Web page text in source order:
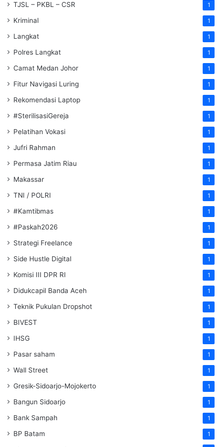
TJSL – PKBL – CSR 1
Kriminal 1
Langkat 1
Polres Langkat 1
Camat Medan Johor 1
Fitur Navigasi Luring 1
Rekomendasi Laptop 1
#SterilisasiGereja 1
Pelatihan Vokasi 1
Jufri Rahman 1
Permasa Jatim Riau 1
Makassar 1
TNI / POLRI 1
#Kamtibmas 1
#Paskah2026 1
Strategi Freelance 1
Side Hustle Digital 1
Komisi III DPR RI 1
Didukcapil Banda Aceh 1
Teknik Pukulan Dropshot 1
BIVEST 1
IHSG 1
Pasar saham 1
Wall Street 1
Gresik-Sidoarjo-Mojokerto 1
Bangun Sidoarjo 1
Bank Sampah 1
BP Batam 1